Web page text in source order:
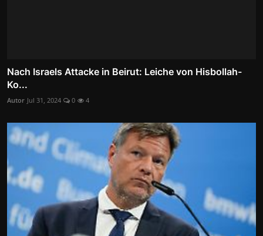
Nach Israels Attacke in Beirut: Leiche von Hisbollah-
Ko...
Autor Jul 31, 2024 0 4